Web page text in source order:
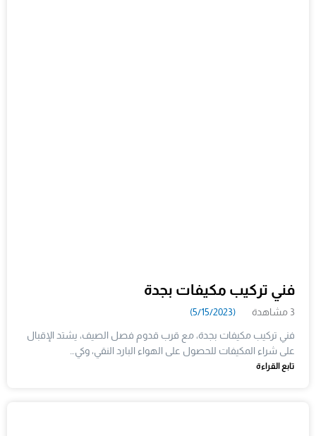
فني تركيب مكيفات بجدة
3 مشاهدة (5/15/2023)
فني تركيب مكيفات بجدة، مع قرب قدوم فصل الصيف، يشتد الإقبال
على شراء المكيفات للحصول على الهواء البارد النقي، وكي…
تابع القراءة